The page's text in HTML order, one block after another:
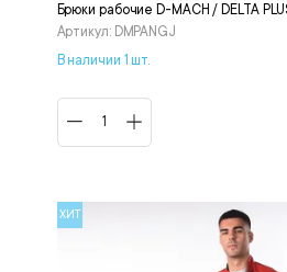
Брюки рабочие D-MACH / DELTA
Артикул: DMPANGJ
В наличии 1 шт.
ХИТ